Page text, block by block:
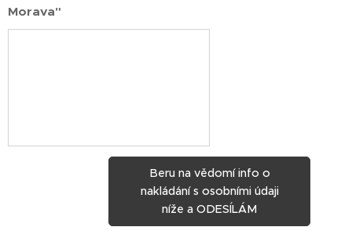
Morava"
Beru na vědomí info o
nakládání s osobními údaji
níže a ODESÍLÁM